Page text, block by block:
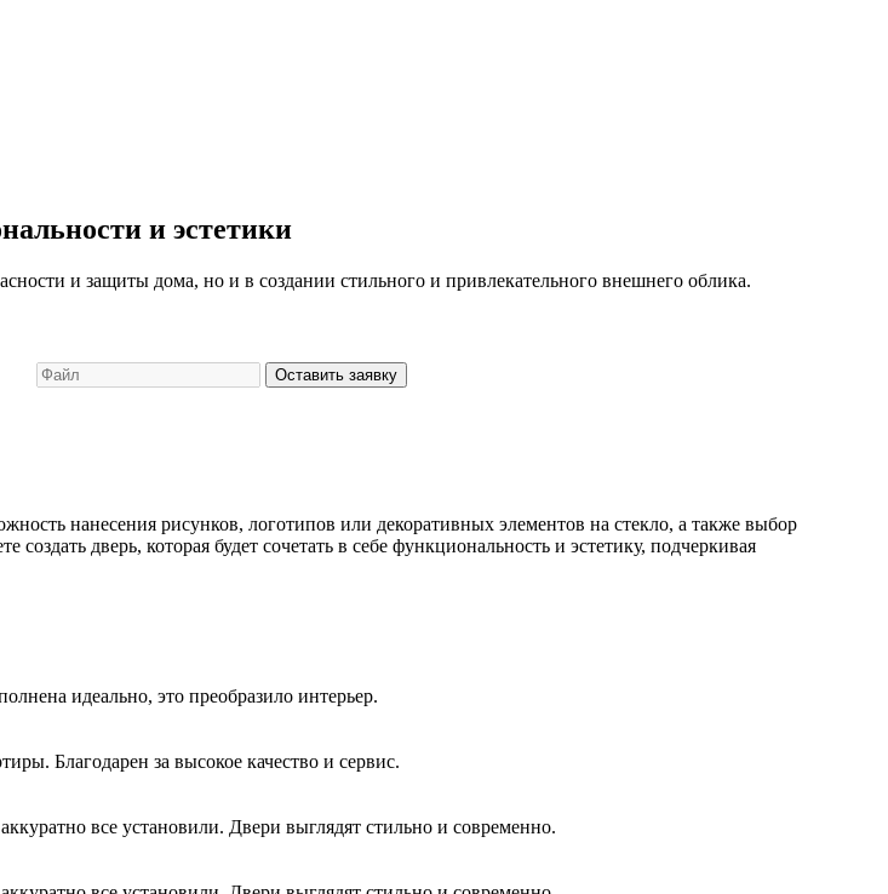
и эстетики
и защиты дома, но и в создании стильного и привлекательного внешнего облика.
Оставить заявку
нанесения рисунков, логотипов или декоративных элементов на стекло, а также выбор
дверь, которая будет сочетать в себе функциональность и эстетику, подчеркивая
идеально, это преобразило интерьер.
Благодарен за высокое качество и сервис.
все установили. Двери выглядят стильно и современно.